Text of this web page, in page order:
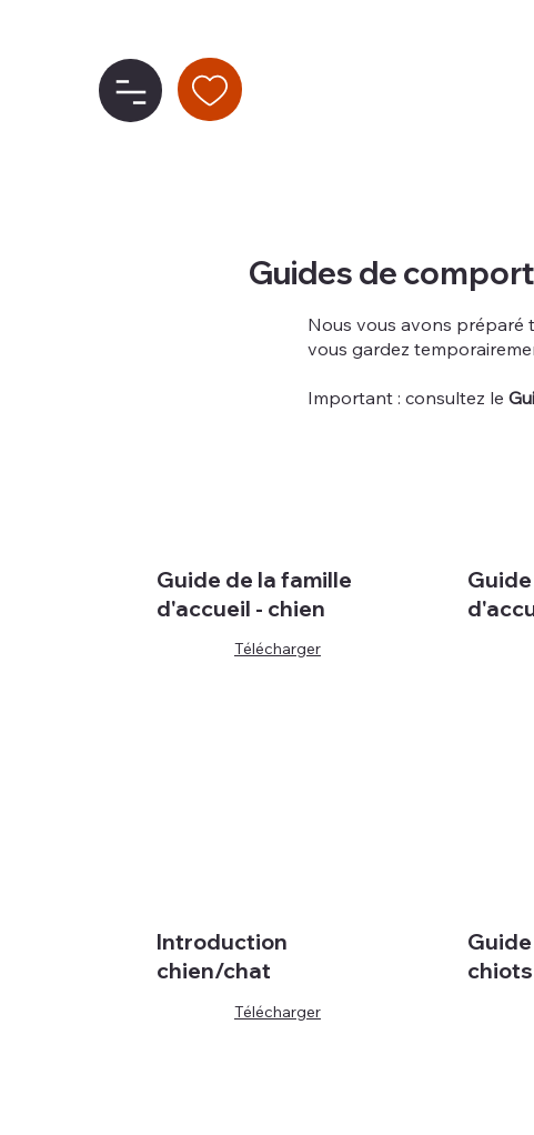
Introduction
chien/chat
Télécharger
chiots
Guides de
Nous vous avons préparé
vous gardez
Important : consultez le
Guide de la famille
d'accueil - chien
Télécharger